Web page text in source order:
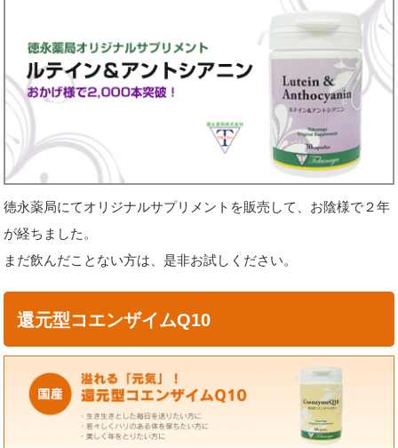
徳永薬局にてオリジナルサプリメントを販売して、お陰様で２年
が経ちました。
まだ飲んだことない方は、是非お試しください。
還元型コエンザイムQ10